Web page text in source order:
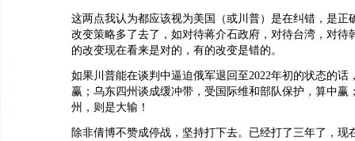
这两点我认为都应该视为美国（或川普）是在纠错，是正
改变策略多了去了，如对待蒋介石政府，对待台湾，对待
的改变现在看来是对的，有的改变是错的。
如果川普能在谈判中逼迫俄军退回至2022年初的状态的话
赢；乌东四州谈成缓冲带，受国际维和部队保护，算中赢
州，则是大输！
除非倩博不赞成停战，坚持打下去。已经打了三年了，现